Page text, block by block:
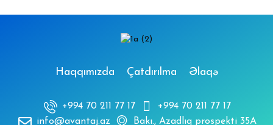
Haqqımızda Çatdırılma Əlaqə
+994 70 211 77 17
+994 70 211 77 17
info@avantaj.az
Bakı., Azadlıq prospekti 35A